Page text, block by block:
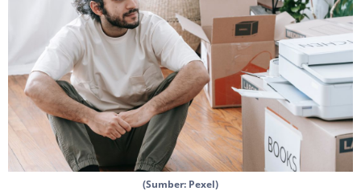
(Sumber: Pexel)